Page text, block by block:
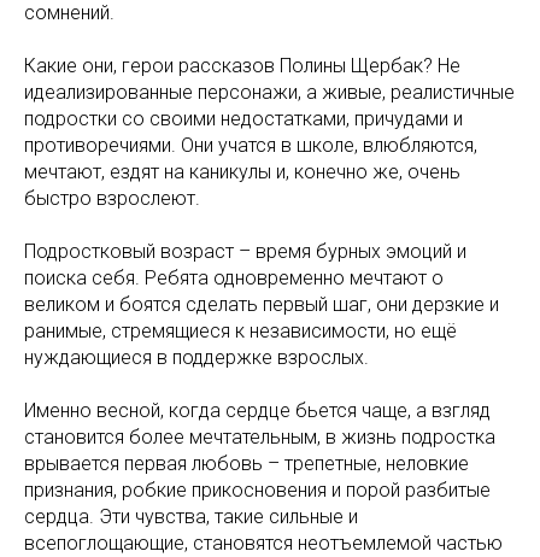
сомнений.
Какие они, герои рассказов Полины Щербак? Не
идеализированные персонажи, а живые, реалистичные
подростки со своими недостатками, причудами и
противоречиями. Они учатся в школе, влюбляются,
мечтают, ездят на каникулы и, конечно же, очень
быстро взрослеют.
Подростковый возраст – время бурных эмоций и
поиска себя. Ребята одновременно мечтают о
великом и боятся сделать первый шаг, они дерзкие и
ранимые, стремящиеся к независимости, но ещё
нуждающиеся в поддержке взрослых.
Именно весной, когда сердце бьется чаще, а взгляд
становится более мечтательным, в жизнь подростка
врывается первая любовь – трепетные, неловкие
признания, робкие прикосновения и порой разбитые
сердца. Эти чувства, такие сильные и
всепоглощающие, становятся неотъемлемой частью